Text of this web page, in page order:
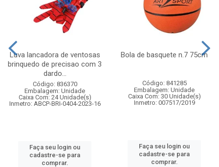
Luva lancadora de ventosas
brinquedo de precisao com 3
dardo...
Código: 836370
Embalagem: Unidade
Caixa Com: 24 Unidade(s)
Inmetro: ABCP-BRI-0404-2023-16
Faça seu login ou
cadastre-se para
comprar.
Bola de basquete n.7 75cm
Código: 841285
Embalagem: Unidade
Caixa Com: 30 Unidade(s)
Inmetro: 007517/2019
Faça seu login ou
cadastre-se para
comprar.